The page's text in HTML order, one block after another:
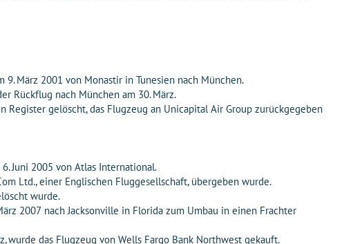
März 2001 von Monastir in Tunesien nach München.
Rückflug nach München am 30. März.
gelöscht, das Flugzeug an Unicapital Air Group zurückgegeben
Juni 2005 von Atlas International.
Ltd., einer Englischen Fluggesellschaft, übergeben wurde.
wurde.
2007 nach Jacksonville in Florida zum Umbau in einen Frachter
wurde das Flugzeug von Wells Fargo Bank Northwest gekauft.